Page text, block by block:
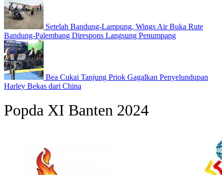
Setelah Bandung-Lampung, Wings Air Buka Rute
Bandung-Palembang Direspons Langsung Penumpang
Bea Cukai Tanjung Priok Gagalkan Penyelundupan
Harley Bekas dari China
Popda XI Banten 2024